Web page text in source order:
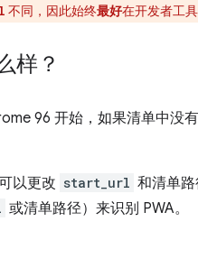
不同，因此始终最好在开发者工
样？
96 开始，如果清单中没有
以更改 start_url 和清单
或清单路径）来识别 PWA。